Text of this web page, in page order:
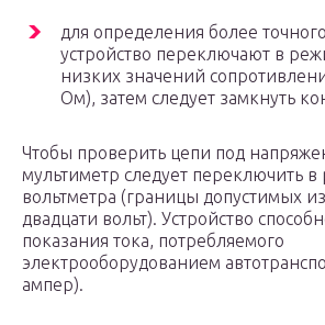
для определения более
устройство переключают в
низких значений
Ом), затем следует замкнуть
Чтобы проверить цепи под
мультиметр следует переключить
вольтметра (границы допустимых
двадцати вольт). Устройство
показания тока, потребляемого
электрооборудованием
ампер).